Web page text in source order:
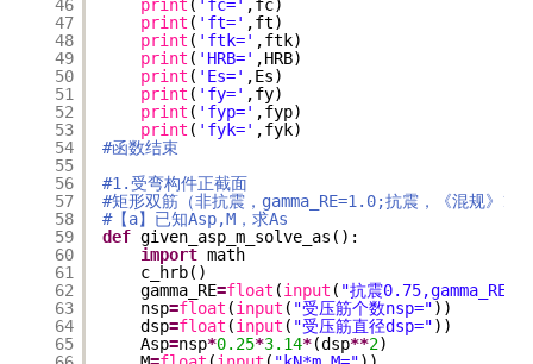
46
47
48
49
50
51
52
53
54
55
56
57
58
59
60
61
62
63
64
65
print ( 'fc=' ,fc)
print ( 'ft=' ,ft)
print ( 'ftk=' ,ftk)
print ( 'HRB=' ,HRB)
print ( 'Es=' ,Es)
print ( 'fy=' ,fy)
print ( 'fyp=' ,fyp)
print ( 'fyk=' ,fyk)
#函数结束
#1.受弯构件正截面
#矩形双筋（非抗震，gamma_RE=1.0;抗震，《混规》
#【a】已知Asp,M，求As
def given_asp_m_solve_as():
import math
c_hrb()
gamma_RE=float (input ( "抗震0.75,gamma_RE="
nsp=float (input ( "受压筋个数nsp="))
dsp=float (input ( "受压筋直径dsp="))
Asp=nsp*0.25*3.14*(dsp**2)